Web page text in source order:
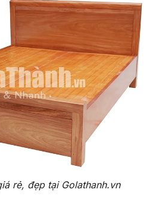
rẻ, đẹp tại Golathanh.vn